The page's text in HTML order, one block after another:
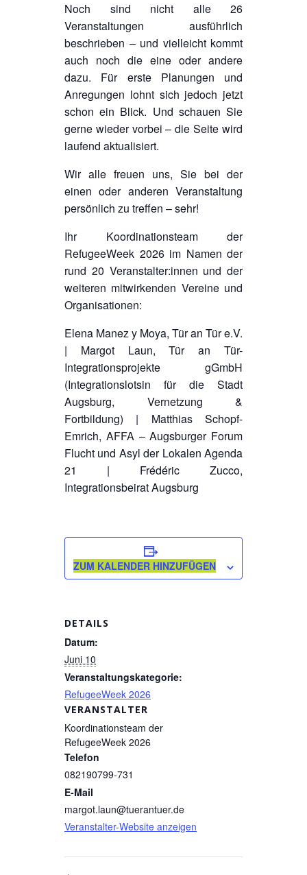
Noch sind nicht alle 26
Veranstaltungen ausführlich
beschrieben – und vielleicht kommt
auch noch die eine oder andere
dazu. Für erste Planungen und
Anregungen lohnt sich jedoch jetzt
schon ein Blick. Und schauen Sie
gerne wieder vorbei – die Seite wird
laufend aktualisiert.
Wir alle freuen uns, Sie bei der
einen oder anderen Veranstaltung
persönlich zu treffen – sehr!
Ihr Koordinationsteam der
RefugeeWeek 2026 im Namen der
rund 20 Veranstalter:innen und der
weiteren mitwirkenden Vereine und
Organisationen:
Elena Manez y Moya, Tür an Tür e.V.
| Margot Laun, Tür an Tür-
Integrationsprojekte gGmbH
(Integrationslotsin für die Stadt
Augsburg, Vernetzung &
Fortbildung) | Matthias Schopf-
Emrich, AFFA – Augsburger Forum
Flucht und Asyl der Lokalen Agenda
21 | Frédéric Zucco,
Integrationsbeirat Augsburg
ZUM KALENDER HINZUFÜGEN
DETAILS
Datum:
Juni 10
Veranstaltungskategorie:
RefugeeWeek 2026
VERANSTALTER
Koordinationsteam der
RefugeeWeek 2026
Telefon
082190799-731
E-Mail
margot.laun@tuerantuer.de
Veranstalter-Website anzeigen